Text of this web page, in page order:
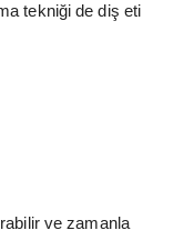
tekniği de diş eti
ve zamanla